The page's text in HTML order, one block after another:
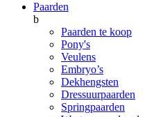
Paarden
b
Paarden te koop
Pony's
Veulens
Embryo’s
Dekhengsten
Dressuurpaarden
Springpaarden